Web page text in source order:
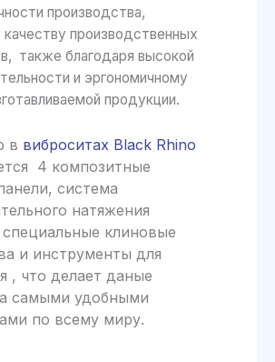
производства,
производственных
также благодаря высокой
и эргономичному
продукции.
в виброситах Black Rhino
4 композитные
система
натяжения
специальные клиновые
и инструменты для
, что делает даные
самыми удобными
по всему миру.